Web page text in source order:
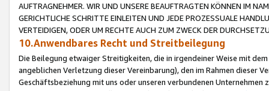
AUFTRAGNEHMER. WIR UND UNSERE BEAUFTRAGTEN KÖNNEN IM
GERICHTLICHE SCHRITTE EINLEITEN UND JEDE PROZESSUALE
VERTEIDIGEN, ODER UM RECHTE AUCH ZUM ZWECK DER
10.Anwendbares Recht und Streitbeilegung
Die Beilegung etwaiger Streitigkeiten, die in irgendeiner Weise mit
angeblichen Verletzung dieser Vereinbarung), den im Rahmen dieser
Geschäftsbeziehung mit uns oder unseren verbundenen